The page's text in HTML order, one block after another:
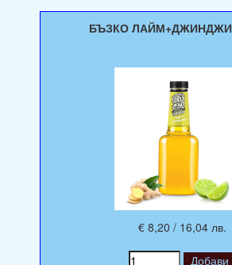
БЪЗКО
€ 8,20 / 16,04 лв.